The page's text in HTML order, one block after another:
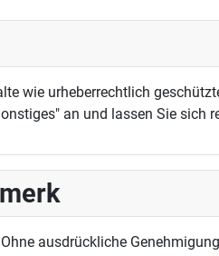
wie urheberrechtlich
an und lassen Sie sich
ausdrückliche